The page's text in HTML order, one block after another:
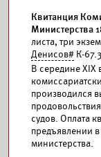
Квитанция
Министерства
листа, три
Денисов# К-
В середине XIX
производился
судов. Оплата
предъявлении
министерства.